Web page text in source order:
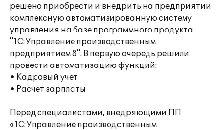
решено приобрести и внедрить на предприятии
комплексную автоматизированную систему
управления на базе программного продукта
"1С:Управление производственным
предприятием 8". В первую очередь решили
провести автоматизацию функций:
• Кадровый учет
• Расчет зарплаты
Перед специалистами, внедряющими ПП
«1С:Управление производственным